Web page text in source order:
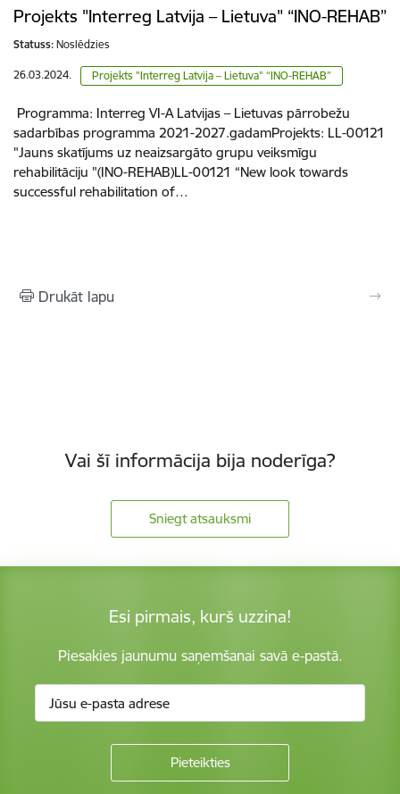
Projekts "Interreg Latvija – Lietuva" “INO-REHAB”
Statuss: Noslēdzies
26.03.2024. Projekts "Interreg Latvija – Lietuva" “INO-REHAB”
Programma: Interreg VI-A Latvijas – Lietuvas pārrobežu
sadarbības programma 2021-2027.gadamProjekts: LL-00121
"Jauns skatījums uz neaizsargāto grupu veiksmīgu
rehabilitāciju "(INO-REHAB)LL-00121 “New look towards
successful rehabilitation of…
Drukāt lapu
Vai šī informācija bija noderīga?
Sniegt atsauksmi
Esi pirmais, kurš uzzina!
Piesakies jaunumu saņemšanai savā e-pastā.